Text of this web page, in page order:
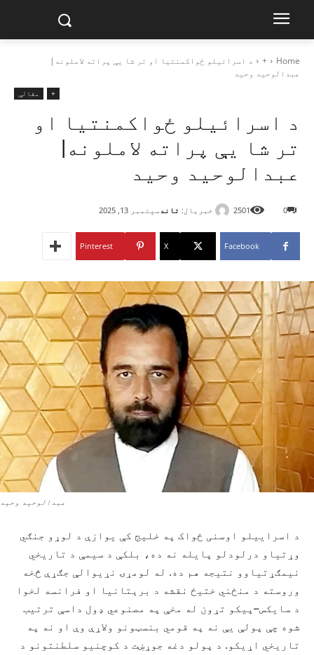
Home
+
د اسرائیلو ځواکمنتيا او تر شا يې پراته لاملونه|
عبدالوحید وحيد
+ مقالې
د اسرائیلو ځواکمنتيا او
تر شا يې پراته لاملونه|
عبدالوحید وحيد
خبریال: تاند سپتمبر 13, 2025 0
2501
Facebook
X
Pinterest
عبدالوحيد وحيد
د اسراییلو اوسنی ځواک په خلیج کې یوازې د لوړو جنګي
وړتیاو درلودلو پايله نه ده، بلکې د سیمې د تاریخي
نیمګړتیاوو نتیجه هم ده. له لومړۍ نړیوالې جګړې څخه
وروسته د منځني ختیځ نقشه د برېتانیا او فرانسه لخوا
د سایکس–پیکو تړون له مخې په مصنوعي ډول داسې ترتیب
شوه چې پولې يې نه په قومي بنسټونو ولاړې وې او نه په
تاریخي اړیکو. د پولو دغه جوړښت د کوچنیو سلطنتونو د